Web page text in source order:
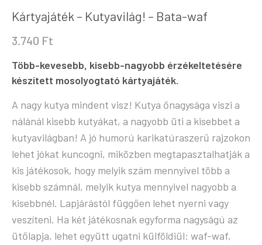
Kártyajáték – Kutyavilág! – Bata-waf
3.740 Ft
Több-kevesebb, kisebb-nagyobb érzékeltetésére
készített mosolyogtató kártyajáték.
A nagy kutya mindent visz! Kutya őnagysága viszi a
nálánál kisebb kutyákat, a nagyobb üti a kisebbet a
kutyavilágban! A jó humorú karikatúraszerű rajzokon
lehet jókat kuncogni, miközben megtapasztalhatják a
kis játékosok, hogy melyik szám mennyivel több a
kisebb számnál, melyik kutya mennyivel nagyobb a
kisebbnél. Lapjárástól függően lehet nyerni vagy
veszíteni. Ha két játékosnak egyforma nagyságú az
ütőlapja, lehet együtt ugatni külföldiül: waf-waf,